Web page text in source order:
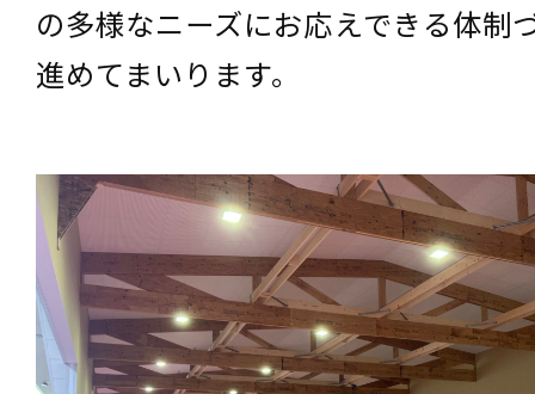
の多様なニーズにお応えできる体制
進めてまいります。